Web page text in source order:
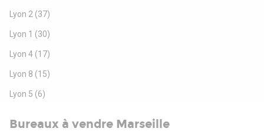
Lyon 2 (37)
Lyon 1 (30)
Lyon 4 (17)
Lyon 8 (15)
Lyon 5 (6)
Bureaux à vendre Marseille